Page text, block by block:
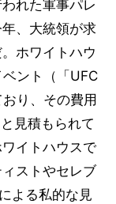
れた軍事パレ
、大統領が求
ホワイトハウ
ント（「UFC
り、その費用
見積もられて
イトハウスで
ストやセレブ
よる私的な見